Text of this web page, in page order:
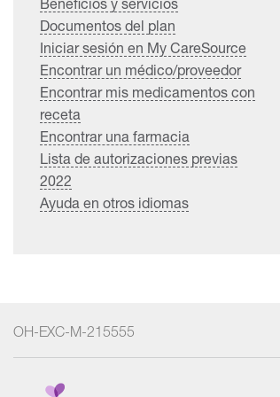
Documentos del plan
Iniciar sesión en My CareSource
Encontrar un médico/proveedor
Encontrar mis medicamentos con
receta
Encontrar una farmacia
Lista de autorizaciones previas
2022
Ayuda en otros idiomas
OH-EXC-M-215555